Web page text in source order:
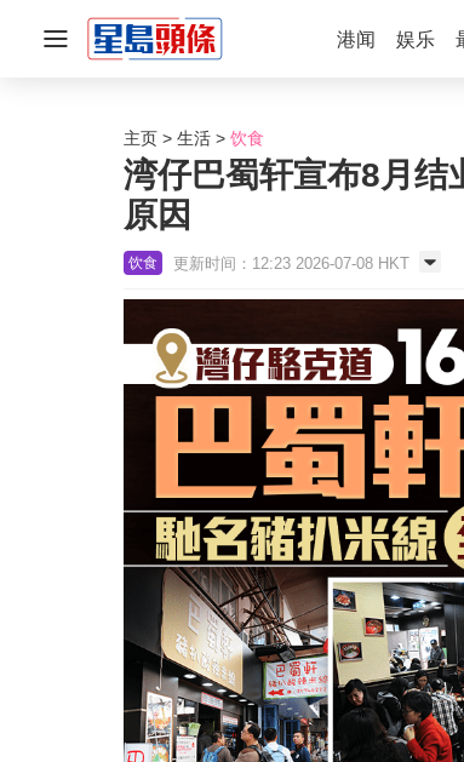
港闻 娱乐
主页 生活 饮食
湾仔巴蜀轩宣布8月结
原因
饮食 更新时间：12:23 2026-07-08 HKT